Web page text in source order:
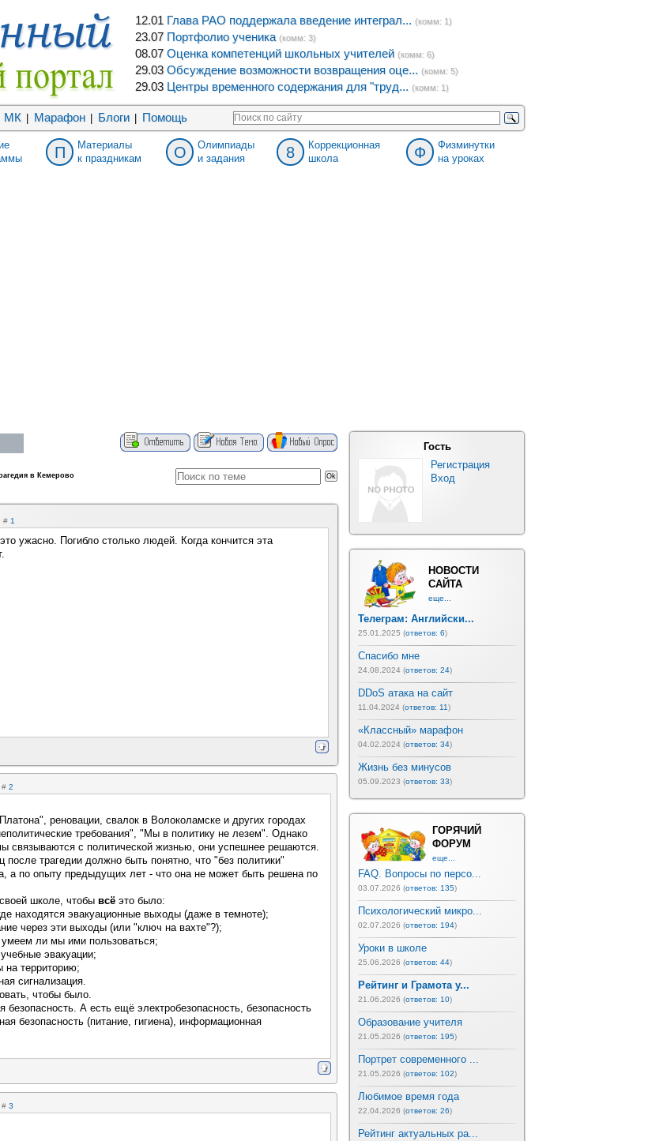
12.01 Глава РАО поддержала введение интеграл... (комм: 1)
23.07 Портфолио ученика (комм: 3)
08.07 Оценка компетенций школьных учителей (комм: 6)
29.03 Обсуждение возможности возвращения оце... (комм: 5)
29.03 Центры временного содержания для "труд... (комм: 1)
МК Марафон Блоги Помощь
П
Материалы
к праздникам
О
Олимпиады
и задания
8
Коррекционная
школа
Ф
Физминутки
на уроках
в Кемерово
# 1
ужасно. Погибло столько людей. Когда кончится эта
# 2
реновации, свалок в Волоколамске и других городах
требования", "Мы в политику не лезем". Однако
связываются с политической жизнью, они успешнее решаются.
трагедии должно быть понятно, что "без политики"
а по опыту предыдущих лет - что она не может быть решена по
школе, чтобы всё это было:
находятся эвакуационные выходы (даже в темноте);
через эти выходы (или "ключ на вахте"?);
умеем ли мы ими пользоваться;
эвакуации;
территорию;
сигнализация.
чтобы было.
безопасность. А есть ещё электробезопасность, безопасность
безопасность (питание, гигиена), информационная
# 3
Гость
Регистрация
Вход
НОВОСТИ
САЙТА
еще...
Телеграм: Английски...
25.01.2025 (ответов: 6)
Спасибо мне
24.08.2024 (ответов: 24)
DDoS атака на сайт
11.04.2024 (ответов: 11)
«Классный» марафон
04.02.2024 (ответов: 34)
Жизнь без минусов
05.09.2023 (ответов: 33)
ГОРЯЧИЙ
ФОРУМ
еще...
FAQ. Вопросы по персо...
03.07.2026 (ответов: 135)
Психологический микро...
02.07.2026 (ответов: 194)
Уроки в школе
25.06.2026 (ответов: 44)
Рейтинг и Грамота у...
21.06.2026 (ответов: 10)
Образование учителя
21.05.2026 (ответов: 195)
Портрет современного ...
21.05.2026 (ответов: 102)
Любимое время года
22.04.2026 (ответов: 26)
Рейтинг актуальных ра...